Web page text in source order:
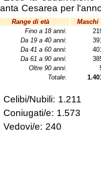
Cesarea per
Range di età
Maschi
Fino a 18 anni:
Da 19 a 40 anni:
Da 41 a 60 anni:
Da 61 a 90 anni:
Oltre 90 anni:
Totale:
Celibi/Nubili: 1.211
Coniugati/e: 1.573
Vedovi/e: 240